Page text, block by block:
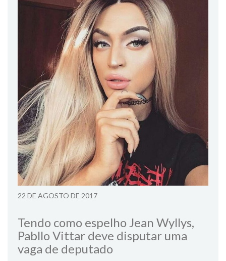
22 DE AGOSTO DE 2017
Tendo como espelho Jean Wyllys,
Pabllo Vittar deve disputar uma
vaga de deputado